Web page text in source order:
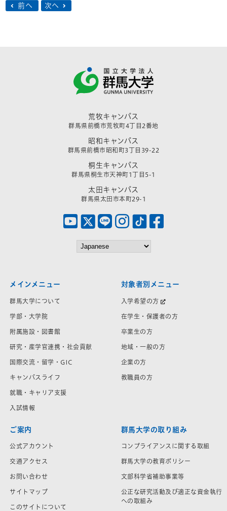
前へ 次へ
荒牧キャンパス
群馬県前橋市荒牧町4丁目2番地
昭和キャンパス
群馬県前橋市昭和町3丁目39-22
桐生キャンパス
群馬県桐生市天神町1丁目5-1
太田キャンパス
群馬県太田市本町29-1
メインメニュー
群馬大学について
学部・大学院
附属施設・図書館
研究・産学官連携・社会貢献
国際交流・留学・GIC
キャンパスライフ
就職・キャリア支援
入試情報
対象者別メニュー
入学希望の方
在学生・保護者の方
卒業生の方
地域・一般の方
企業の方
教職員の方
ご案内
公式アカウント
交通アクセス
お問い合わせ
サイトマップ
このサイトについて
群馬大学の取り組み
コンプライアンスに関する取組
群馬大学の教育ポリシー
文部科学省補助事業等
公正な研究活動及び適正な資金執行
への取組み